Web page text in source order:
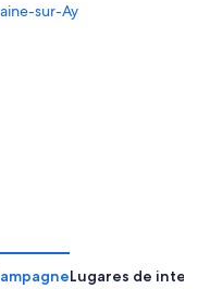
sur-Ay
Lugares de interés